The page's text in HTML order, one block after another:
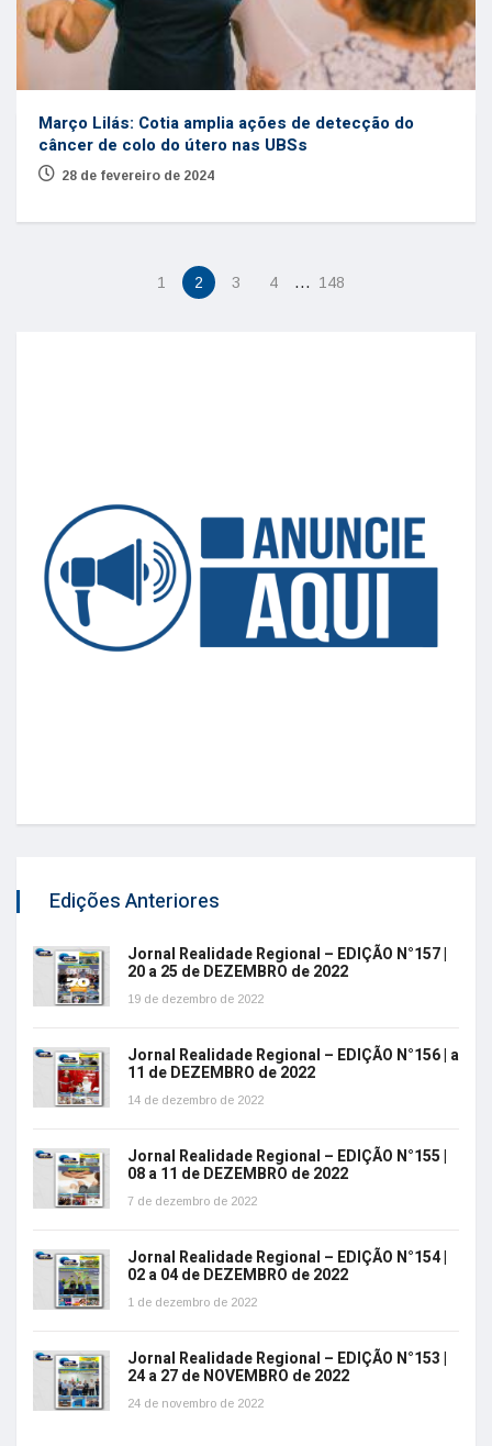
Março Lilás: Cotia amplia ações de detecção do
câncer de colo do útero nas UBSs
28 de fevereiro de 2024
1 2 3 4 … 148
Edições Anteriores
Jornal Realidade Regional – EDIÇÃO N°157 |
20 a 25 de DEZEMBRO de 2022
19 de dezembro de 2022
Jornal Realidade Regional – EDIÇÃO N°156 | a
11 de DEZEMBRO de 2022
14 de dezembro de 2022
Jornal Realidade Regional – EDIÇÃO N°155 |
08 a 11 de DEZEMBRO de 2022
7 de dezembro de 2022
Jornal Realidade Regional – EDIÇÃO N°154 |
02 a 04 de DEZEMBRO de 2022
1 de dezembro de 2022
Jornal Realidade Regional – EDIÇÃO N°153 |
24 a 27 de NOVEMBRO de 2022
24 de novembro de 2022